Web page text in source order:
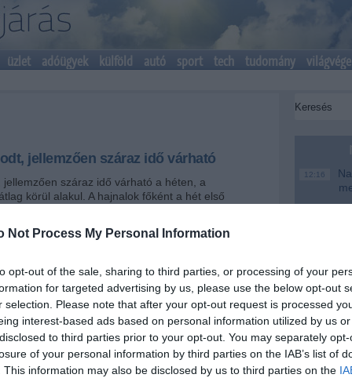
Not Process My Personal Information
opt-out of the sale, sharing to third parties, or processing of your
for targeted advertising by us, please use the below opt-out
selection. Please note that after your opt-out request is processed
interest-based ads based on personal information utilized by us
to third parties prior to your opt-out. You may separately
of your personal information by third parties on the IAB’s list of
This information may also be disclosed by us to third parties on the
üzlet adóügyek külföld autó sport tech tudomány világvége
jellemzően száraz idő várható
jellemzően száraz idő várható a héten, a
körül alakul. A hajnalok főként a hét első
+
felhőzet fokozatosan feloszlik, délután már
időre van kilátás, csapadék nem valószínű. Az
szelet nagy területen erős lökések kísérik, a
órákra mérséklődik. A csúcshőmérséklet 21 és 26
12:16
18:37
16:12
A
14:02